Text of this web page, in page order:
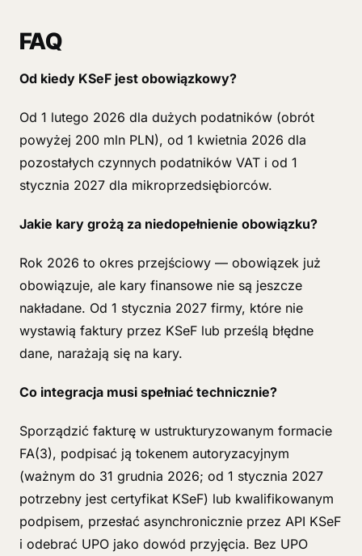
FAQ
Od kiedy KSeF jest obowiązkowy?
Od 1 lutego 2026 dla dużych podatników (obrót
powyżej 200 mln PLN), od 1 kwietnia 2026 dla
pozostałych czynnych podatników VAT i od 1
stycznia 2027 dla mikroprzedsiębiorców.
Jakie kary grożą za niedopełnienie obowiązku?
Rok 2026 to okres przejściowy — obowiązek już
obowiązuje, ale kary finansowe nie są jeszcze
nakładane. Od 1 stycznia 2027 firmy, które nie
wystawią faktury przez KSeF lub prześlą błędne
dane, narażają się na kary.
Co integracja musi spełniać technicznie?
Sporządzić fakturę w ustrukturyzowanym formacie
FA(3), podpisać ją tokenem autoryzacyjnym
(ważnym do 31 grudnia 2026; od 1 stycznia 2027
potrzebny jest certyfikat KSeF) lub kwalifikowanym
podpisem, przesłać asynchronicznie przez API KSeF
i odebrać UPO jako dowód przyjęcia. Bez UPO